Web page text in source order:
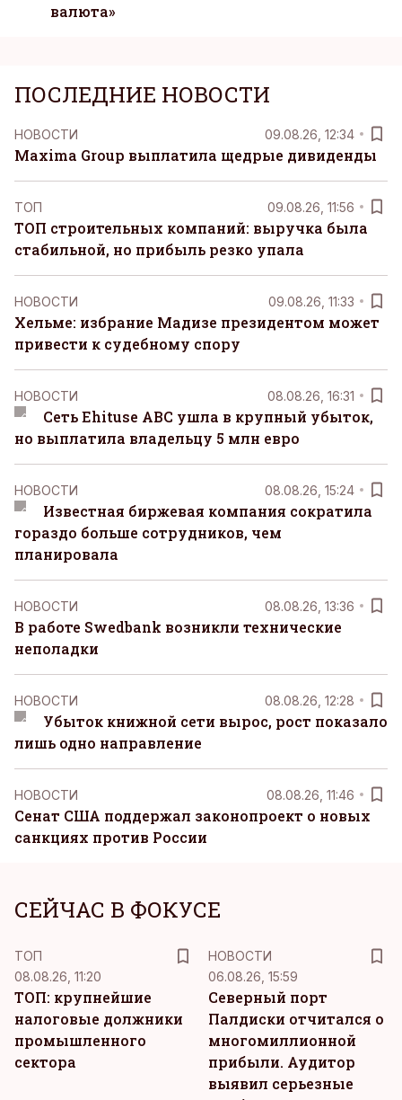
валюта»
ПОСЛЕДНИЕ НОВОСТИ
НОВОСТИ 09.08.26, 12:34
Maxima Group выплатила щедрые дивиденды
ТОП 09.08.26, 11:56
ТОП строительных компаний: выручка была
стабильной, но прибыль резко упала
НОВОСТИ 09.08.26, 11:33
Хельме: избрание Мадизе президентом может
привести к судебному спору
НОВОСТИ 08.08.26, 16:31
Сеть Ehituse ABC ушла в крупный убыток,
но выплатила владельцу 5 млн евро
НОВОСТИ 08.08.26, 15:24
Известная биржевая компания сократила
гораздо больше сотрудников, чем
планировала
НОВОСТИ 08.08.26, 13:36
В работе Swedbank возникли технические
неполадки
НОВОСТИ 08.08.26, 12:28
Убыток книжной сети вырос, рост показало
лишь одно направление
НОВОСТИ 08.08.26, 11:46
Сенат США поддержал законопроект о новых
санкциях против России
СЕЙЧАС В ФОКУСЕ
ТОП
08.08.26, 11:20
ТОП: крупнейшие
налоговые должники
промышленного
сектора
НОВОСТИ
06.08.26, 15:59
Северный порт
Палдиски отчитался о
многомиллионной
прибыли. Аудитор
выявил серьезные